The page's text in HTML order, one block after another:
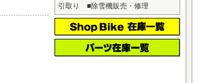
引取り ■除雪機販売・修理